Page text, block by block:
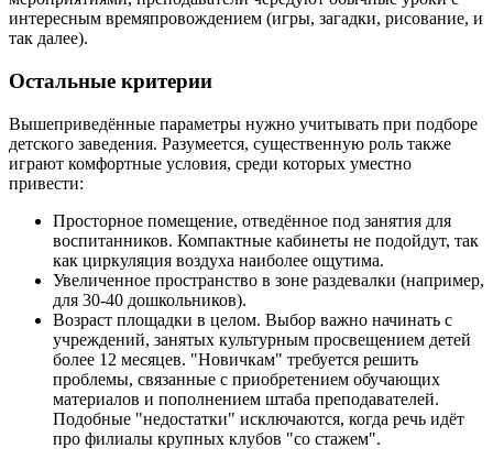
интересным времяпровождением (игры, загадки, рисование, и
так далее).
Остальные критерии
Вышеприведённые параметры нужно учитывать при подборе
детского заведения. Разумеется, существенную роль также
играют комфортные условия, среди которых уместно
привести:
Просторное помещение, отведённое под занятия для
воспитанников. Компактные кабинеты не подойдут, так
как циркуляция воздуха наиболее ощутима.
Увеличенное пространство в зоне раздевалки (например,
для 30-40 дошкольников).
Возраст площадки в целом. Выбор важно начинать с
учреждений, занятых культурным просвещением детей
более 12 месяцев. "Новичкам" требуется решить
проблемы, связанные с приобретением обучающих
материалов и пополнением штаба преподавателей.
Подобные "недостатки" исключаются, когда речь идёт
про филиалы крупных клубов "со стажем".